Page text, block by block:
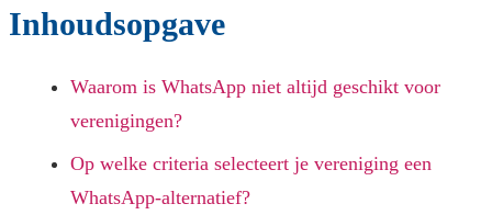
Inhoudsopgave
Waarom is WhatsApp niet altijd geschikt voor
verenigingen?
Op welke criteria selecteert je vereniging een
WhatsApp-alternatief?